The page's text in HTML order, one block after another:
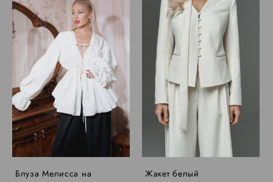
Блуза Мелисса на
Жакет белый